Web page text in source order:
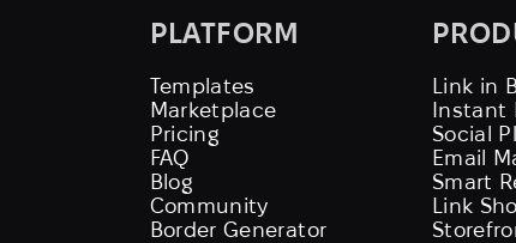
PLATFORM
Templates
Marketplace
Pricing
FAQ
Blog
Community
Border Generator
Link in
Instant
Social
Email
Smart
Link